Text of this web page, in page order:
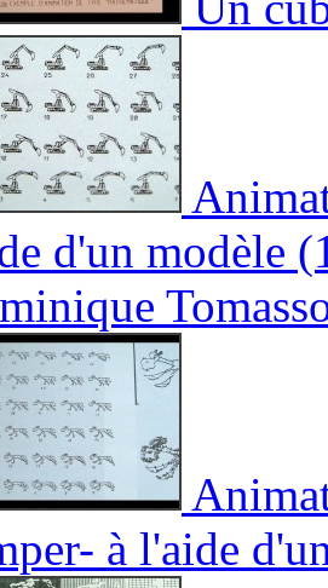
d'un modèle
à l'aide